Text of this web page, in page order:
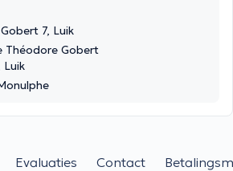
7, Luik
Théodore Gobert
Luik
Evaluaties Contact